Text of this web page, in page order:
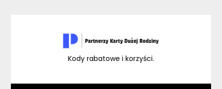
Kody rabatowe i korzyści.